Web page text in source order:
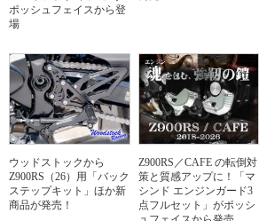
ポッシュフェイスから登
場
ウッドストックから
Z900RS（26）用「バック
ステップキット」ほか新
商品が発売！
Z900RS／CAFE の転倒対
策と質感アップに！「マ
シンド エンジンガード3
点フルセット」がポッシ